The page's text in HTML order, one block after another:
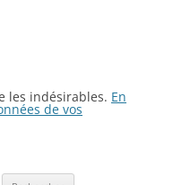
les indésirables. En
de vos